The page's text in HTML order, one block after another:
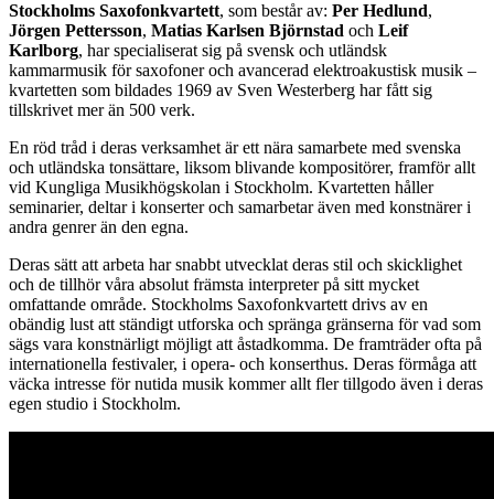
Stockholms Saxofonkvartett, som består av: Per Hedlund,
Jörgen Pettersson, Matias Karlsen Björnstad och Leif
Karlborg, har specialiserat sig på svensk och utländsk
kammarmusik för saxofoner och avancerad elektroakustisk musik –
kvartetten som bildades 1969 av Sven Westerberg har fått sig
tillskrivet mer än 500 verk.
En röd tråd i deras verksamhet är ett nära samarbete med svenska
och utländska tonsättare, liksom blivande kompositörer, framför allt
vid Kungliga Musikhögskolan i Stockholm. Kvartetten håller
seminarier, deltar i konserter och samarbetar även med konstnärer i
andra genrer än den egna.
Deras sätt att arbeta har snabbt utvecklat deras stil och skicklighet
och de tillhör våra absolut främsta interpreter på sitt mycket
omfattande område. Stockholms Saxofonkvartett drivs av en
obändig lust att ständigt utforska och spränga gränserna för vad som
sägs vara konstnärligt möjligt att åstadkomma. De framträder ofta på
internationella festivaler, i opera- och konserthus. Deras förmåga att
väcka intresse för nutida musik kommer allt fler tillgodo även i deras
egen studio i Stockholm.